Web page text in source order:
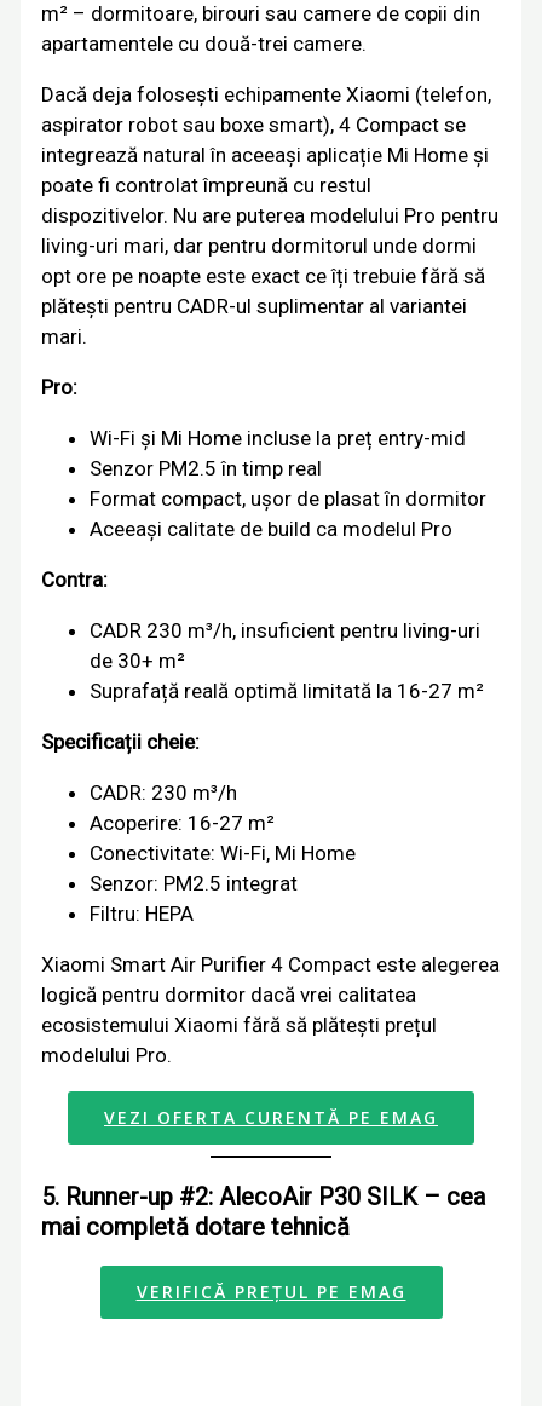
m² – dormitoare, birouri sau camere de copii din
apartamentele cu două-trei camere.
Dacă deja folosești echipamente Xiaomi (telefon,
aspirator robot sau boxe smart), 4 Compact se
integrează natural în aceeași aplicație Mi Home și
poate fi controlat împreună cu restul
dispozitivelor. Nu are puterea modelului Pro pentru
living-uri mari, dar pentru dormitorul unde dormi
opt ore pe noapte este exact ce îți trebuie fără să
plătești pentru CADR-ul suplimentar al variantei
mari.
Pro:
Wi-Fi și Mi Home incluse la preț entry-mid
Senzor PM2.5 în timp real
Format compact, ușor de plasat în dormitor
Aceeași calitate de build ca modelul Pro
Contra:
CADR 230 m³/h, insuficient pentru living-uri
de 30+ m²
Suprafață reală optimă limitată la 16-27 m²
Specificații cheie:
CADR: 230 m³/h
Acoperire: 16-27 m²
Conectivitate: Wi-Fi, Mi Home
Senzor: PM2.5 integrat
Filtru: HEPA
Xiaomi Smart Air Purifier 4 Compact este alegerea
logică pentru dormitor dacă vrei calitatea
ecosistemului Xiaomi fără să plătești prețul
modelului Pro.
VEZI OFERTA CURENTĂ PE EMAG
5. Runner-up #2: AlecoAir P30 SILK – cea
mai completă dotare tehnică
VERIFICĂ PREȚUL PE EMAG